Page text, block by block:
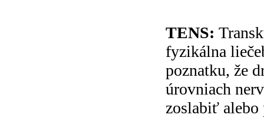
TENS:
fyzikálna
poznatku, že
úrovniach
zoslabiť